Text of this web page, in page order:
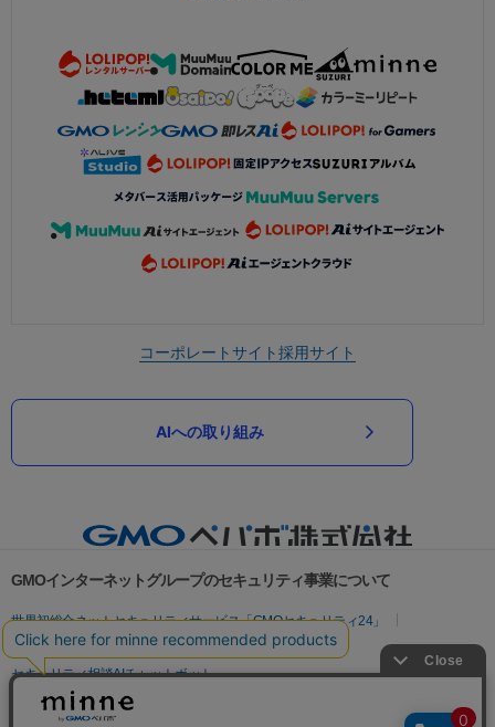
コーポレートサイト採用サイト
AIへの取り組み
GMOインターネットグループのセキュリティ事業について
世界初総合ネットセキュリティサービス「GMOセキュリティ24」
パスワード漏洩診断
Webサイトリスク診断
セキュリティ相談AIチャットボット
実在証明・盗聴対策